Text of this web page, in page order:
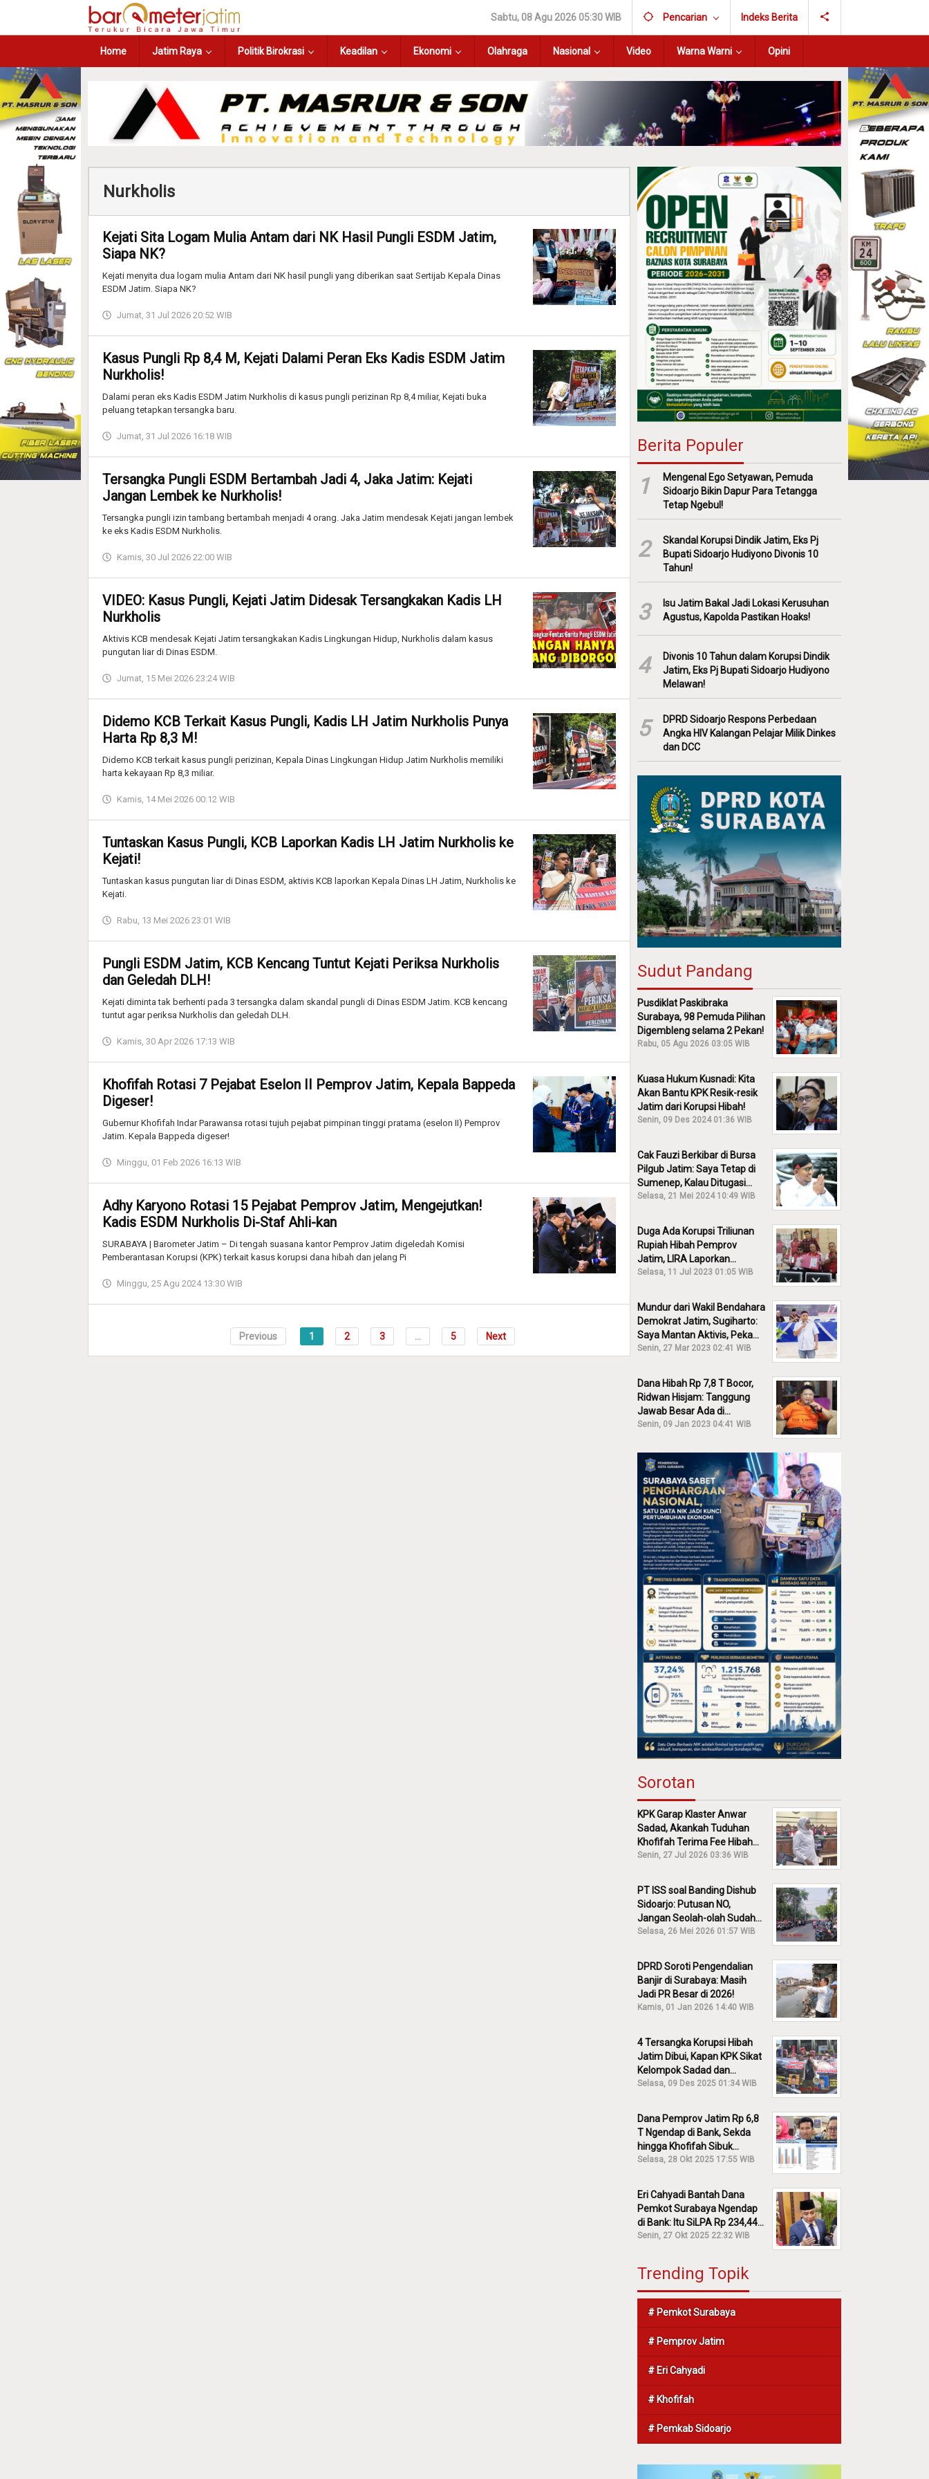
Sabtu, 08 Agu 2026 05:30 WIB Pencarian Indeks Berita
Home Jatim Raya Politik Birokrasi Keadilan Ekonomi Olahraga Nasional Video Warna Warni Opini
Nurkholis
Kejati Sita Logam Mulia Antam dari NK Hasil Pungli ESDM Jatim,
Siapa NK?
Kejati menyita dua logam mulia Antam dari NK hasil pungli yang diberikan saat Sertijab Kepala Dinas
ESDM Jatim. Siapa NK?
Jumat, 31 Jul 2026 20:52 WIB
Kasus Pungli Rp 8,4 M, Kejati Dalami Peran Eks Kadis ESDM Jatim
Nurkholis!
Dalami peran eks Kadis ESDM Jatim Nurkholis di kasus pungli perizinan Rp 8,4 miliar, Kejati buka
peluang tetapkan tersangka baru.
Jumat, 31 Jul 2026 16:18 WIB
Tersangka Pungli ESDM Bertambah Jadi 4, Jaka Jatim: Kejati
Jangan Lembek ke Nurkholis!
Tersangka pungli izin tambang bertambah menjadi 4 orang. Jaka Jatim mendesak Kejati jangan lembek
ke eks Kadis ESDM Nurkholis.
Kamis, 30 Jul 2026 22:00 WIB
VIDEO: Kasus Pungli, Kejati Jatim Didesak Tersangkakan Kadis LH
Nurkholis
Aktivis KCB mendesak Kejati Jatim tersangkakan Kadis Lingkungan Hidup, Nurkholis dalam kasus
pungutan liar di Dinas ESDM.
Jumat, 15 Mei 2026 23:24 WIB
Didemo KCB Terkait Kasus Pungli, Kadis LH Jatim Nurkholis Punya
Harta Rp 8,3 M!
Didemo KCB terkait kasus pungli perizinan, Kepala Dinas Lingkungan Hidup Jatim Nurkholis memiliki
harta kekayaan Rp 8,3 miliar.
Kamis, 14 Mei 2026 00:12 WIB
Tuntaskan Kasus Pungli, KCB Laporkan Kadis LH Jatim Nurkholis ke
Kejati!
Tuntaskan kasus pungutan liar di Dinas ESDM, aktivis KCB laporkan Kepala Dinas LH Jatim, Nurkholis ke
Kejati.
Rabu, 13 Mei 2026 23:01 WIB
Pungli ESDM Jatim, KCB Kencang Tuntut Kejati Periksa Nurkholis
dan Geledah DLH!
Kejati diminta tak berhenti pada 3 tersangka dalam skandal pungli di Dinas ESDM Jatim. KCB kencang
tuntut agar periksa Nurkholis dan geledah DLH.
Kamis, 30 Apr 2026 17:13 WIB
Khofifah Rotasi 7 Pejabat Eselon II Pemprov Jatim, Kepala Bappeda
Digeser!
Gubernur Khofifah Indar Parawansa rotasi tujuh pejabat pimpinan tinggi pratama (eselon II) Pemprov
Jatim. Kepala Bappeda digeser!
Minggu, 01 Feb 2026 16:13 WIB
Adhy Karyono Rotasi 15 Pejabat Pemprov Jatim, Mengejutkan!
Kadis ESDM Nurkholis Di-Staf Ahli-kan
SURABAYA | Barometer Jatim – Di tengah suasana kantor Pemprov Jatim digeledah Komisi
Pemberantasan Korupsi (KPK) terkait kasus korupsi dana hibah dan jelang Pi
Minggu, 25 Agu 2024 13:30 WIB
Previous 1 2 3 ... 5 Next
Berita Populer
1
Mengenal Ego Setyawan, Pemuda
Sidoarjo Bikin Dapur Para Tetangga
Tetap Ngebul!
2
Skandal Korupsi Dindik Jatim, Eks Pj
Bupati Sidoarjo Hudiyono Divonis 10
Tahun!
3
Isu Jatim Bakal Jadi Lokasi Kerusuhan
Agustus, Kapolda Pastikan Hoaks!
4
Divonis 10 Tahun dalam Korupsi Dindik
Jatim, Eks Pj Bupati Sidoarjo Hudiyono
Melawan!
5
DPRD Sidoarjo Respons Perbedaan
Angka HIV Kalangan Pelajar Milik Dinkes
dan DCC
Sudut Pandang
Pusdiklat Paskibraka
Surabaya, 98 Pemuda Pilihan
Digembleng selama 2 Pekan!
Rabu, 05 Agu 2026 03:05 WIB
Kuasa Hukum Kusnadi: Kita
Akan Bantu KPK Resik-resik
Jatim dari Korupsi Hibah!
Senin, 09 Des 2024 01:36 WIB
Cak Fauzi Berkibar di Bursa
Pilgub Jatim: Saya Tetap di
Sumenep, Kalau Ditugasi
Partai Lain Cerita!
Selasa, 21 Mei 2024 10:49 WIB
Duga Ada Korupsi Triliunan
Rupiah Hibah Pemprov
Jatim, LIRA Laporkan
Khofifah ke KPK: Dia Harus
Selasa, 11 Jul 2023 01:05 WIB
Mundur dari Wakil Bendahara
Demokrat Jatim, Sugiharto:
Saya Mantan Aktivis, Peka
Sekali Kalau Ada yang
Senin, 27 Mar 2023 02:41 WIB
Dana Hibah Rp 7,8 T Bocor,
Ridwan Hisjam: Tanggung
Jawab Besar Ada di
Pemprov, Bukan DPRD Jatim!
Senin, 09 Jan 2023 04:41 WIB
Sorotan
KPK Garap Klaster Anwar
Sadad, Akankah Tuduhan
Khofifah Terima Fee Hibah
30% Diusut?
Senin, 27 Jul 2026 03:36 WIB
PT ISS soal Banding Dishub
Sidoarjo: Putusan NO,
Jangan Seolah-olah Sudah
Menang!
Selasa, 26 Mei 2026 01:57 WIB
DPRD Soroti Pengendalian
Banjir di Surabaya: Masih
Jadi PR Besar di 2026!
Kamis, 01 Jan 2026 14:40 WIB
4 Tersangka Korupsi Hibah
Jatim Dibui, Kapan KPK Sikat
Kelompok Sadad dan
Iskandar?
Selasa, 09 Des 2025 01:34 WIB
Dana Pemprov Jatim Rp 6,8
T Ngendap di Bank, Sekda
hingga Khofifah Sibuk
Membantah!
Selasa, 28 Okt 2025 17:55 WIB
Eri Cahyadi Bantah Dana
Pemkot Surabaya Ngendap
di Bank: Itu SiLPA Rp 234,44
M!
Senin, 27 Okt 2025 22:32 WIB
Trending Topik
# Pemkot Surabaya
# Pemprov Jatim
# Eri Cahyadi
# Khofifah
# Pemkab Sidoarjo